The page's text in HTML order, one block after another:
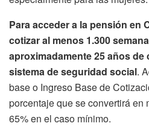
Para acceder a la pensión en
cotizar al menos 1.300
aproximadamente 25 años
sistema de seguridad social.
base o Ingreso Base de
porcentaje que se convertirá en
65% en el caso mínimo.